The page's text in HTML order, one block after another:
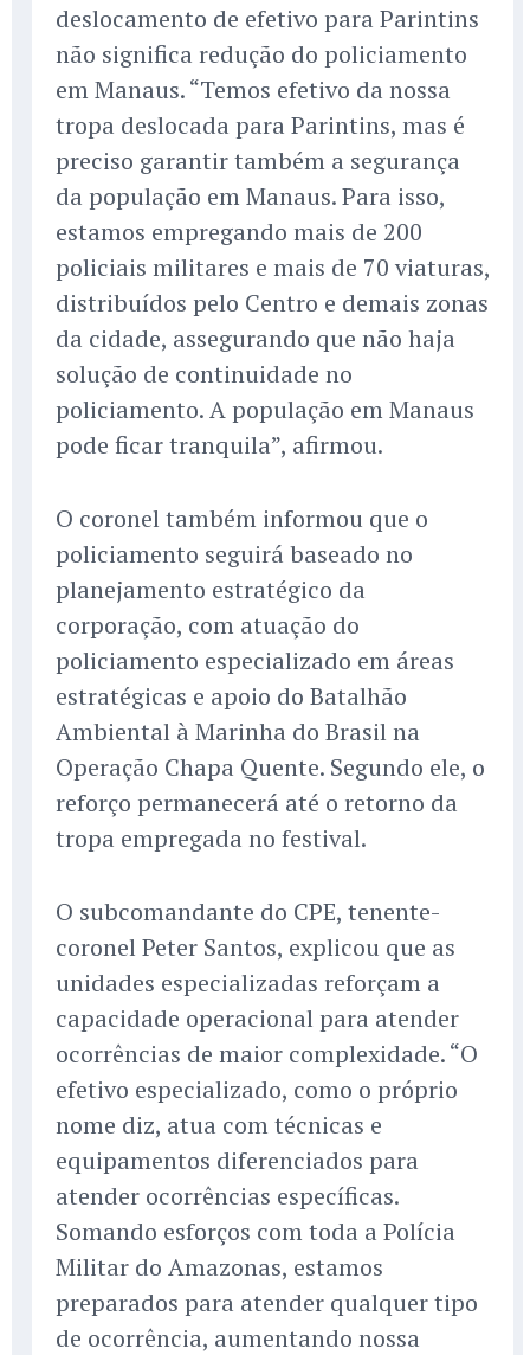
deslocamento de efetivo para Parintins
não significa redução do policiamento
em Manaus. “Temos efetivo da nossa
tropa deslocada para Parintins, mas é
preciso garantir também a segurança
da população em Manaus. Para isso,
estamos empregando mais de 200
policiais militares e mais de 70 viaturas,
distribuídos pelo Centro e demais zonas
da cidade, assegurando que não haja
solução de continuidade no
policiamento. A população em Manaus
pode ficar tranquila”, afirmou.
O coronel também informou que o
policiamento seguirá baseado no
planejamento estratégico da
corporação, com atuação do
policiamento especializado em áreas
estratégicas e apoio do Batalhão
Ambiental à Marinha do Brasil na
Operação Chapa Quente. Segundo ele, o
reforço permanecerá até o retorno da
tropa empregada no festival.
O subcomandante do CPE, tenente-
coronel Peter Santos, explicou que as
unidades especializadas reforçam a
capacidade operacional para atender
ocorrências de maior complexidade. “O
efetivo especializado, como o próprio
nome diz, atua com técnicas e
equipamentos diferenciados para
atender ocorrências específicas.
Somando esforços com toda a Polícia
Militar do Amazonas, estamos
preparados para atender qualquer tipo
de ocorrência, aumentando nossa